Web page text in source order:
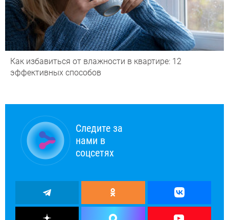
Как избавиться от влажности в квартире: 12
эффективных способов
Следите за
нами в
соцсетях